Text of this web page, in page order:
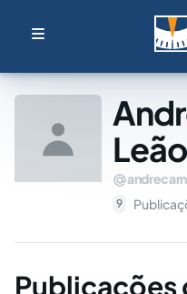
Leão
9
Publicações